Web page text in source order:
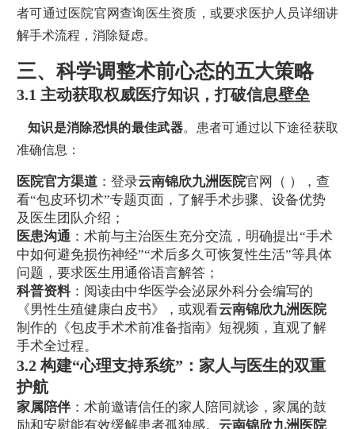
者可通过医院官网查询医生资质，或要求医护人员详细讲
解手术流程，消除疑虑。
三、科学调整术前心态的五大策略
3.1 主动获取权威医疗知识，打破信息壁垒
知识是消除恐惧的最佳武器。患者可通过以下途径获取
准确信息：
医院官方渠道 ：登录云南锦欣九洲医院官网（ ），查
看“包皮环切术”专题页面，了解手术步骤、设备优势
及医生团队介绍；
医患沟通 ：术前与主治医生充分交流，明确提出“手术
中如何避免损伤神经”“术后多久可恢复性生活”等具体
问题，要求医生用通俗语言解答；
科普资料：阅读由中华医学会泌尿外科分会编写的
《男性生殖健康白皮书》，或观看云南锦欣九洲医院
制作的《包皮手术术前准备指南》短视频，直观了解
手术全过程。
3.2 构建“心理支持系统”：家人与医生的双重
护航
家属陪伴：术前邀请信任的家人陪同就诊，家属的鼓
励和安慰能有效缓解患者孤独感。 云南锦欣九洲医院